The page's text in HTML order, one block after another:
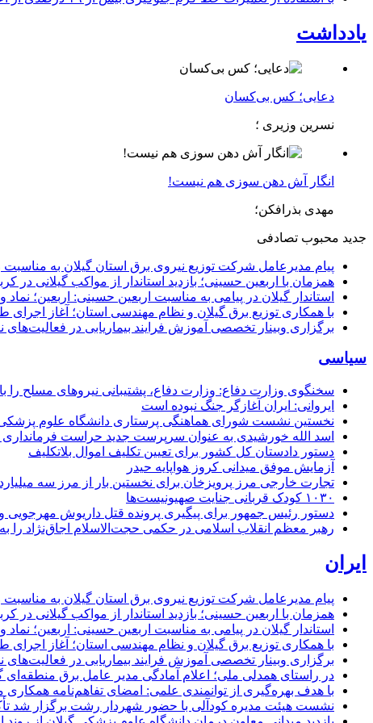
یادداشت
دعایی؛ کس بی‌کسان
نسرین وزیری ؛
انگار آش دهن سوزی هم نیست!
مهدی بذرافکن؛
جدید محبوب تصادفی
پیام مدیرعامل شركت توزیع نیروی برق استان گیلان به مناسبت
همزمان با اربعین حسینی؛ بازدید استاندار از مواکب گیلانی در
استاندار گیلان در پیامی به مناسبت اربعین حسینی: اربعین؛
با همکاری توزیع برق گیلان و نظام مهندسی استان؛ آغاز
برگزاری وبینار تخصصی آموزش فرایند بیماریابی در
سیاسی
سخنگوی وزارت دفاع: وزارت دفاع، پشتیبانی نیرو‌های مسلح را
ایروانی: ایران آغازگر جنگ نبوده است
نخستین نشست شورای هماهنگی پرستاری دانشگاه علوم پزشکی
اسد الله خورشیدی به عنوان سرپرست جدید حراست
دستور دادستان کل کشور برای تعیین تکلیف اموال بلاتکلیف
آزمایش موفق میدانی کروز هواپایه حیدر
تجارت خارجی مرز پرویزخان برای نخستین بار از مرز سه
۱۰۳۰ کودک قربانی جنایت صهیونیست‌ها
دستور رئیس جمهور برای پیگیری پرونده قتل داریوش
رهبر معظم انقلاب اسلامی در حکمی حجت‌الاسلام اجاق‌نژاد
ایران
پیام مدیرعامل شركت توزیع نیروی برق استان گیلان به مناسبت
همزمان با اربعین حسینی؛ بازدید استاندار از مواکب گیلانی در
استاندار گیلان در پیامی به مناسبت اربعین حسینی: اربعین؛
با همکاری توزیع برق گیلان و نظام مهندسی استان؛ آغاز
برگزاری وبینار تخصصی آموزش فرایند بیماریابی در
در راستای همدلی ملی؛ اعلام آمادگی مدیر عامل برق منطقه‌ای
با هدف بهره‌گیری از توانمندی علمی: امضای تفاهم‌نامه همكاری
نشست هیئت مدیره کودآلی با حضور شهردار رشت برگزار شد